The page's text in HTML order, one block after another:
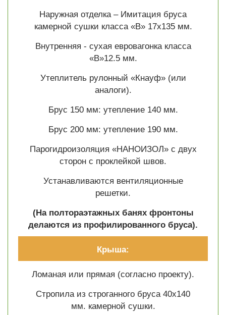
Наружная отделка – Имитация бруса
камерной сушки класса «В» 17х135 мм.
Внутренняя - сухая евровагонка класса
«В»12.5 мм.
Утеплитель рулонный «Кнауф» (или
аналоги).
Брус 150 мм: утепление 140 мм.
Брус 200 мм: утепление 190 мм.
Парогидроизоляция «НАНОИЗОЛ» с двух
сторон с проклейкой швов.
Устанавливаются вентиляционные
решетки.
(На полтораэтажных банях фронтоны
делаются из профилированного бруса).
Крыша:
Ломаная или прямая (согласно проекту).
Стропила из строганного бруса 40х140
мм. камерной сушки.